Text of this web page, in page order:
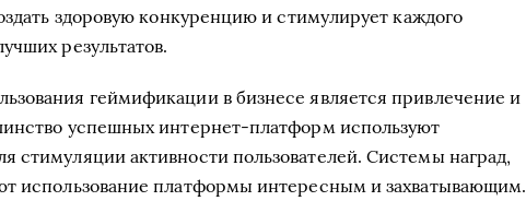
здоровую конкуренцию и стимулирует каждого
результатов.
геймификации в бизнесе является привлечение и
успешных интернет-платформ используют
стимуляции активности пользователей. Системы наград,
использование платформы интересным и захватывающим.